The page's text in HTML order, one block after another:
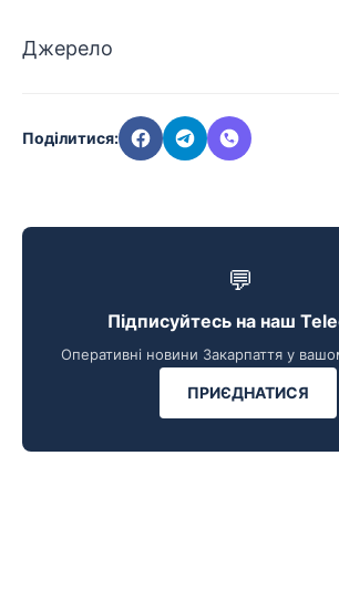
Джерело
Поділитися:
💬
Підписуйтесь на наш
Оперативні новини Закарпаття у
ПРИЄДНАТИСЯ